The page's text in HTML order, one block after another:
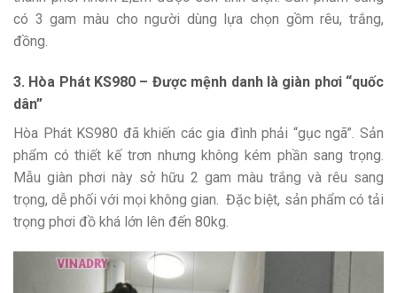
có 3 gam màu cho người dùng lựa chọn gồm rêu, trắng,
đồng.
3. Hòa Phát KS980 – Được mệnh danh là giàn phơi “quốc
dân”
Hòa Phát KS980 đã khiến các gia đình phải “gục ngã”. Sản
phẩm có thiết kế trơn nhưng không kém phần sang trọng.
Mẫu giàn phơi này sở hữu 2 gam màu trắng và rêu sang
trọng, dễ phối với mọi không gian. Đặc biệt, sản phẩm có tải
trọng phơi đồ khá lớn lên đến 80kg.